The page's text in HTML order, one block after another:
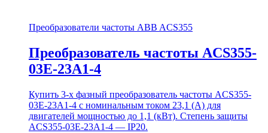
Преобразователи частоты ABB ACS355
Преобразователь частоты ACS355-
03E-23A1-4
Купить 3-х фазный преобразователь частоты ACS355-
03E-23A1-4 с номинальным током 23,1 (А) для
двигателей мощностью до 1,1 (кВт). Степень защиты
ACS355-03E-23A1-4 — IP20.